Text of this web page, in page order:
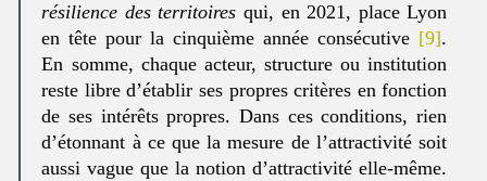
résilience des territoires qui, en 2021, place Lyon
en tête pour la cinquième année consécutive [9].
En somme, chaque acteur, structure ou institution
reste libre d’établir ses propres critères en fonction
de ses intérêts propres. Dans ces conditions, rien
d’étonnant à ce que la mesure de l’attractivité soit
aussi vague que la notion d’attractivité elle-même.